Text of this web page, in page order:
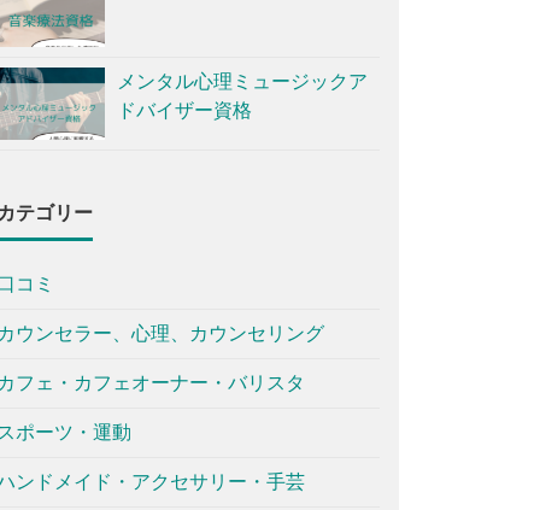
メンタル心理ミュージックア
ドバイザー資格
テゴリー
コミ
ウンセラー、心理、カウンセリング
フェ・カフェオーナー・バリスタ
ポーツ・運動
ンドメイド・アクセサリー・手芸